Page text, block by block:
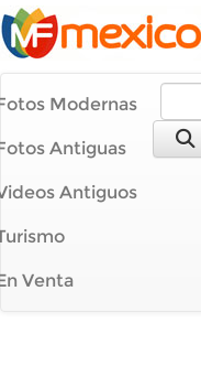
Modernas
Antiguas
Antiguos
Venta